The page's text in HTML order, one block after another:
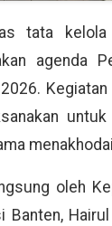
tata kelola
agenda
oleh
Banten,